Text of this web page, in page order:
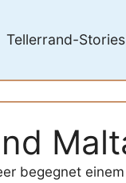
Tellerrand-Stories
begegnet